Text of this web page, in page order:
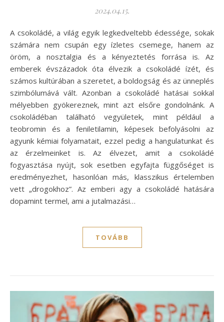
2024.04.15.
A csokoládé, a világ egyik legkedveltebb édessége, sokak
számára nem csupán egy ízletes csemege, hanem az
öröm, a nosztalgia és a kényeztetés forrása is. Az
emberek évszázadok óta élvezik a csokoládé ízét, és
számos kultúrában a szeretet, a boldogság és az ünneplés
szimbólumává vált. Azonban a csokoládé hatásai sokkal
mélyebben gyökereznek, mint azt elsőre gondolnánk. A
csokoládéban található vegyületek, mint például a
teobromin és a feniletilamin, képesek befolyásolni az
agyunk kémiai folyamatait, ezzel pedig a hangulatunkat és
az érzelmeinket is. Az élvezet, amit a csokoládé
fogyasztása nyújt, sok esetben egyfajta függőséget is
eredményezhet, hasonlóan más, klasszikus értelemben
vett „drogokhoz”. Az emberi agy a csokoládé hatására
dopamint termel, ami a jutalmazási…
TOVÁBB